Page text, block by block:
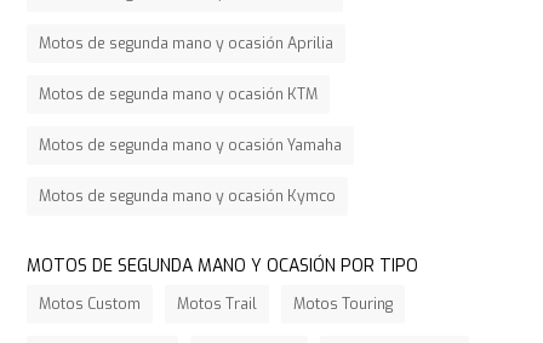
Motos de segunda mano y ocasión Aprilia
Motos de segunda mano y ocasión KTM
Motos de segunda mano y ocasión Yamaha
Motos de segunda mano y ocasión Kymco
MOTOS DE SEGUNDA MANO Y OCASIÓN POR TIPO
Motos Custom Motos Trail Motos Touring